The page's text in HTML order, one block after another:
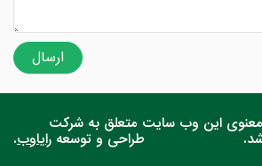
این وب سایت متعلق به شرکت
طراحی و توسعه رایاوب.